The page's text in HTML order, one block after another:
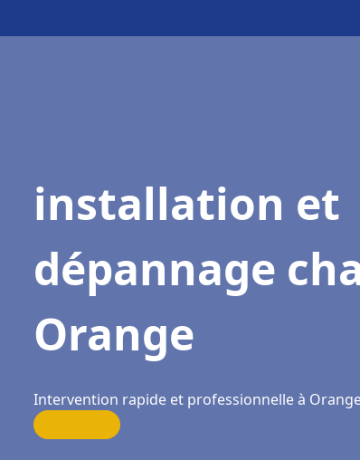
installation et
dépannage
Orange
Intervention rapide et professionnelle à